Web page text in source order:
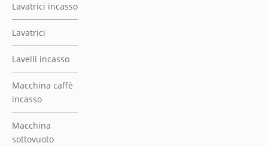
Lavatrici incasso
Lavatrici
Lavelli incasso
Macchina caffè
incasso
Macchina
sottovuoto